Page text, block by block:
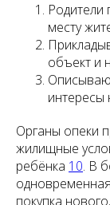
Родители
месту
объект и
интересы
Органы опеки
жилищные
ребёнка 10. В
покупка